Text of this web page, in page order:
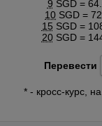
9 SGD =
10 SGD =
15 SGD =
20SGD =
Перевести
* - кросс-курс,